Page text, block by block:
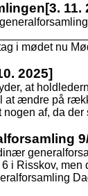
[3. 11.
i mødet nu
2025]
at
ændre på
nogen af, da
i Risskov,